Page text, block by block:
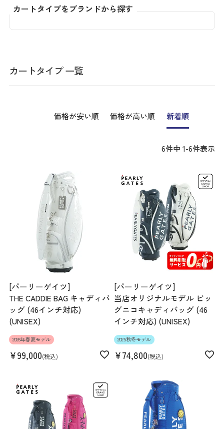
カートタイプをブランドから探す
カートタイプ 一覧
価格が安い順 価格が高い順 新着順
6件中 1-6件表示
[パーリーゲイツ]
THE CADDIE BAG キャディバ
ッグ (46インチ対応)
(UNISEX)
2026年春夏モデル
¥99,000 税込
[パーリーゲイツ]
当店オリジナルモデル ビッ
グニコキャディバッグ (46
インチ対応) (UNISEX)
2025秋冬モデル
¥74,800 税込